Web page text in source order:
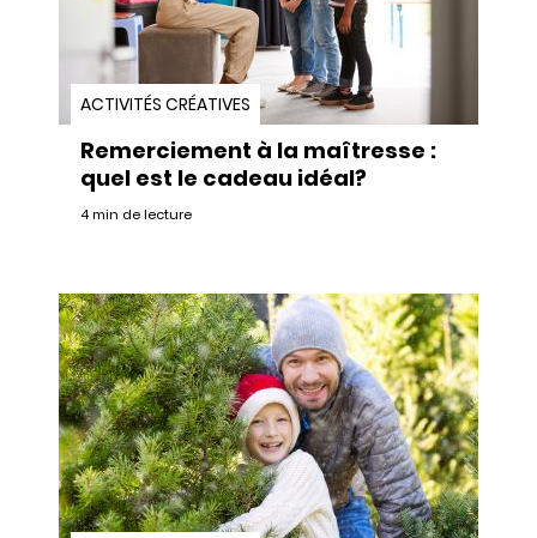
ACTIVITÉS CRÉATIVES
Remerciement à la maîtresse :
quel est le cadeau idéal?
4 min de lecture